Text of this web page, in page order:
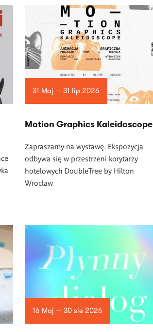
31 Maj — 31 lip 2026
Motion Graphics Kaleidoscope
Zapraszamy na wystawę. Ekspozycja
odbywa się w przestrzeni korytarzy
hotelowych DoubleTree by Hilton
Wroclaw
16 Maj — 30 sie 2026